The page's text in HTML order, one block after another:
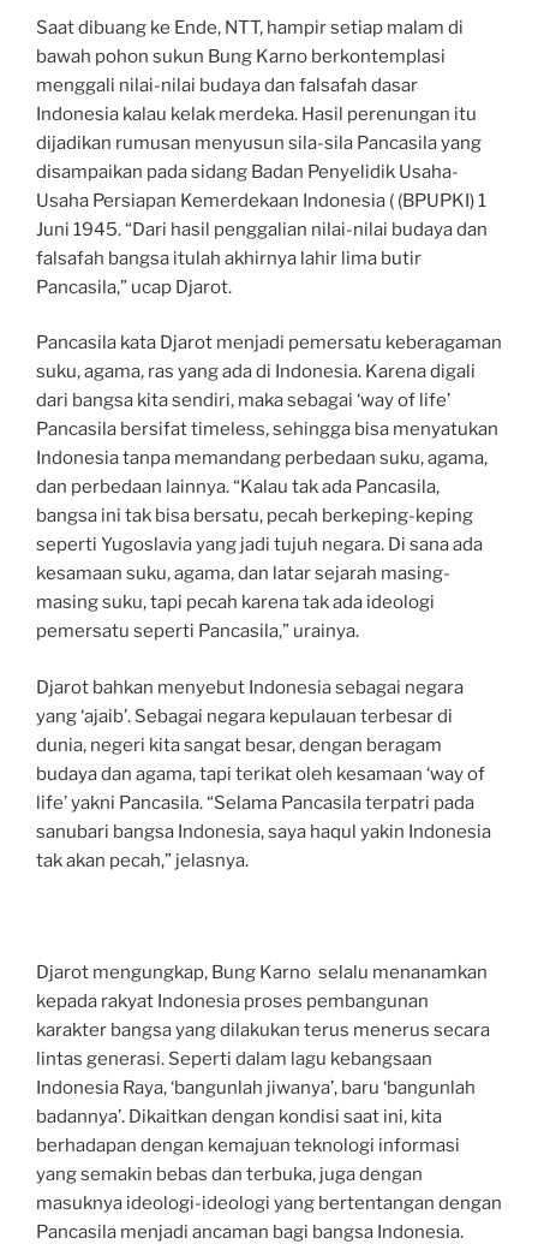
Saat dibuang ke Ende, NTT, hampir setiap malam di
bawah pohon sukun Bung Karno berkontemplasi
menggali nilai-nilai budaya dan falsafah dasar
Indonesia kalau kelak merdeka. Hasil perenungan itu
dijadikan rumusan menyusun sila-sila Pancasila yang
disampaikan pada sidang Badan Penyelidik Usaha-
Usaha Persiapan Kemerdekaan Indonesia ( (BPUPKI) 1
Juni 1945. “Dari hasil penggalian nilai-nilai budaya dan
falsafah bangsa itulah akhirnya lahir lima butir
Pancasila,” ucap Djarot.
Pancasila kata Djarot menjadi pemersatu keberagaman
suku, agama, ras yang ada di Indonesia. Karena digali
dari bangsa kita sendiri, maka sebagai ‘way of life’
Pancasila bersifat timeless, sehingga bisa menyatukan
Indonesia tanpa memandang perbedaan suku, agama,
dan perbedaan lainnya. “Kalau tak ada Pancasila,
bangsa ini tak bisa bersatu, pecah berkeping-keping
seperti Yugoslavia yang jadi tujuh negara. Di sana ada
kesamaan suku, agama, dan latar sejarah masing-
masing suku, tapi pecah karena tak ada ideologi
pemersatu seperti Pancasila,” urainya.
Djarot bahkan menyebut Indonesia sebagai negara
yang ‘ajaib’. Sebagai negara kepulauan terbesar di
dunia, negeri kita sangat besar, dengan beragam
budaya dan agama, tapi terikat oleh kesamaan ‘way of
life’ yakni Pancasila. “Selama Pancasila terpatri pada
sanubari bangsa Indonesia, saya haqul yakin Indonesia
tak akan pecah,” jelasnya.
Djarot mengungkap, Bung Karno selalu menanamkan
kepada rakyat Indonesia proses pembangunan
karakter bangsa yang dilakukan terus menerus secara
lintas generasi. Seperti dalam lagu kebangsaan
Indonesia Raya, ‘bangunlah jiwanya’, baru ‘bangunlah
badannya’. Dikaitkan dengan kondisi saat ini, kita
berhadapan dengan kemajuan teknologi informasi
yang semakin bebas dan terbuka, juga dengan
masuknya ideologi-ideologi yang bertentangan dengan
Pancasila menjadi ancaman bagi bangsa Indonesia.